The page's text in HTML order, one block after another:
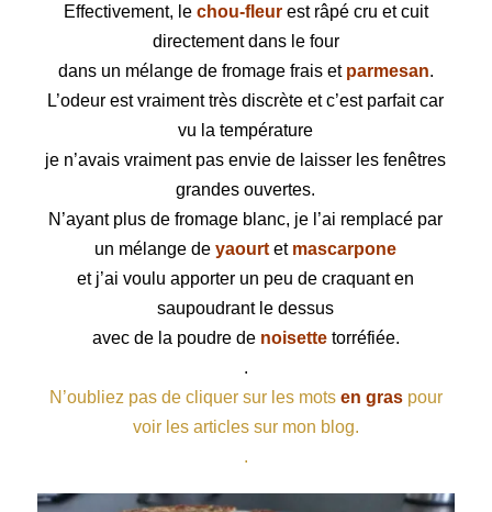
Effectivement, le chou-fleurest râpé cru et cuit
directement dans le four
dans un mélange de fromage frais et parmesan.
L’odeur est vraiment très discrète et c’est parfait car
vu la température
je n’avais vraiment pas envie de laisser les fenêtres
grandes ouvertes.
N’ayant plus de fromage blanc, je l’ai remplacé par
un mélange deyaourt et mascarpone
et j’ai voulu apporter un peu de craquant en
saupoudrant le dessus
avec de la poudre de noisettetorréfiée.
.
N’oubliez pas de cliquer sur les mots en graspour
voir les articles sur mon blog.
.